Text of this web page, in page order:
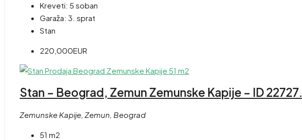
Kreveti: 5 soban
Garaža: 3. sprat
Stan
220,000EUR
Stan – Beograd, Zemun Zemunske Kapije – ID 22727.
Zemunske Kapije, Zemun, Beograd
51 m2